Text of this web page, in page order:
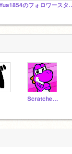
Scratcher5410